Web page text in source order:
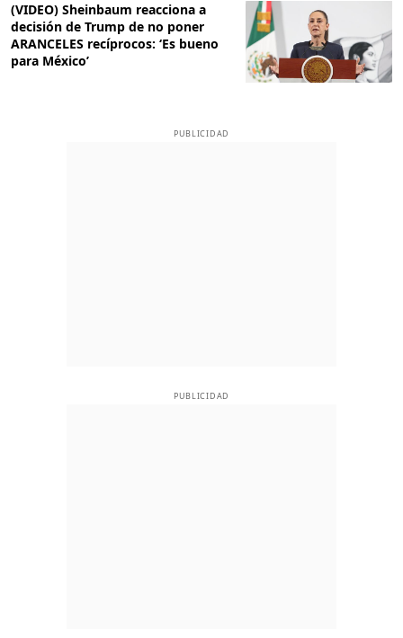
(VIDEO) Sheinbaum reacciona a
decisión de Trump de no poner
ARANCELES recíprocos: ‘Es bueno
para México’
PUBLICIDAD
PUBLICIDAD